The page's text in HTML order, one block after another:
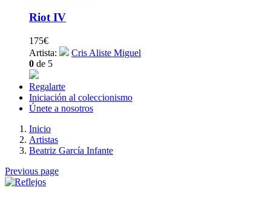
Riot IV
175€
Artista:
Cris Aliste Miguel
0 de 5
Regalarte
Iniciación al coleccionismo
Únete a nosotros
Inicio
Artistas
Beatriz García Infante
Previous page